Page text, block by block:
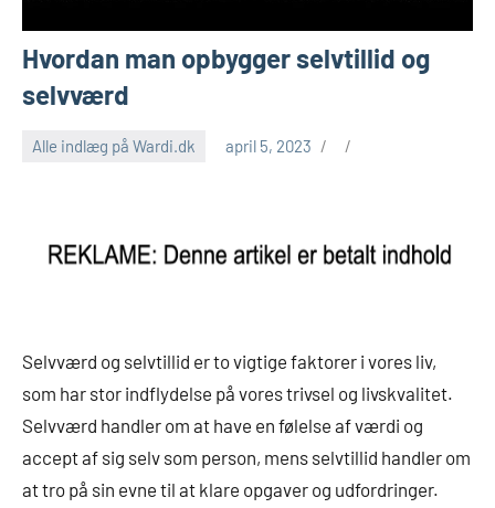
Hvordan man opbygger selvtillid og
selvværd
Alle indlæg på Wardi.dk april 5, 2023
Selvværd og selvtillid er to vigtige faktorer i vores liv,
som har stor indflydelse på vores trivsel og livskvalitet.
Selvværd handler om at have en følelse af værdi og
accept af sig selv som person, mens selvtillid handler om
at tro på sin evne til at klare opgaver og udfordringer.